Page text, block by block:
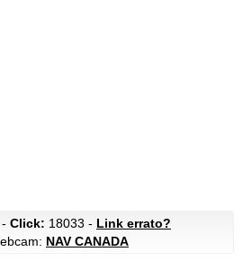
Click: 18033 - Link errato?
NAV CANADA